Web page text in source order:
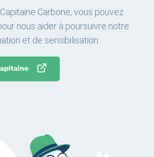
Carbone, vous pouvez
nous aider à poursuivre notre
et de sensibilisation.